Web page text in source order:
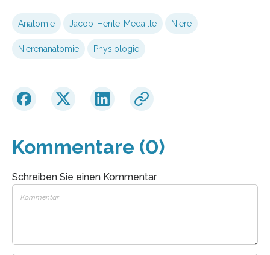
Anatomie Jacob-Henle-Medaille Niere
Nierenanatomie Physiologie
Kommentare (0)
Schreiben Sie einen Kommentar